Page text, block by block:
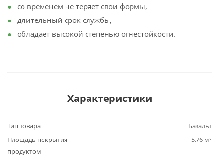
со временем не теряет свои формы,
длительный срок службы,
обладает высокой степенью огнестойкости.
Характеристики
Тип товара
Базальт
Площадь покрытия
продуктом
5,76 м²